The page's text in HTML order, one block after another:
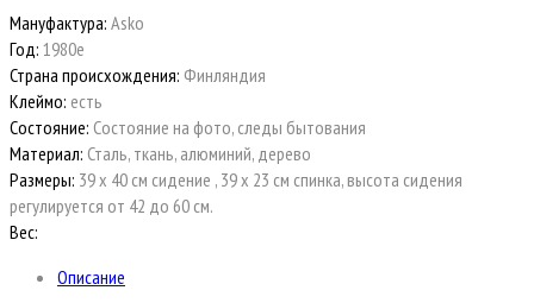
Мануфактура: Asko
Год: 1980е
Страна происхождения: Финляндия
Клеймо: есть
Состояние: Состояние на фото, следы бытования
Материал: Сталь, ткань, алюминий, дерево
Размеры: 39 х 40 см сидение , 39 х 23 см спинка, высота сидения
регулируется от 42 до 60 см.
Вес:
Описание